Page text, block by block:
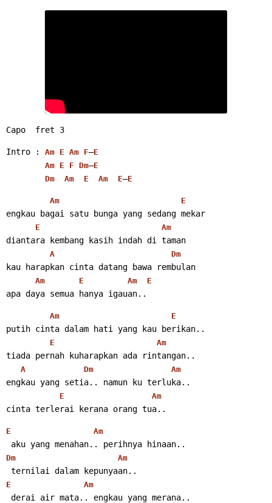
Capo  fret 3
Intro : Am E Am F–E
Am E F Dm–E
Dm
Am E Am E–E
Am E
engkau bagai satu bunga yang sedang mekar
E Am
diantara kembang kasih indah di taman
A Dm
kau harapkan cinta datang bawa rembulan
Am E Am E
apa daya semua hanya igauan..
Am E
putih cinta dalam hati yang kau berikan..
E Am
tiada pernah kuharapkan ada rintangan..
A Dm Am
engkau yang setia.. namun ku terluka..
E Am
cinta terlerai kerana orang tua..
E Am
aku yang menahan.. perihnya hinaan..
Dm Am
ternilai dalam kepunyaan..
E Am
derai air mata.. engkau yang merana..